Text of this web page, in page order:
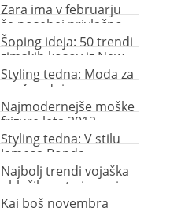
Zara ima v februarju
še posebej privlačno
moško kolekcijo
Šoping ideja: 50 trendi
zimskih kosov iz New
Yorkerja
Styling tedna: Moda za
snežne dni
Najmodernejše moške
frizure leta 2012
Styling tedna: V stilu
Jamesa Bonda
Najbolj trendi vojaška
oblačila za to jesen in
zimo!
Kaj boš novembra